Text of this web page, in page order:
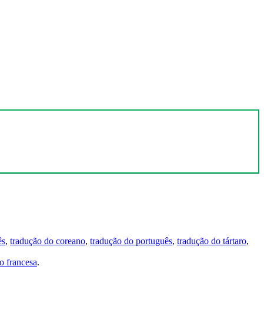
, tradução do coreano, tradução do português, tradução do tártaro,
francesa.